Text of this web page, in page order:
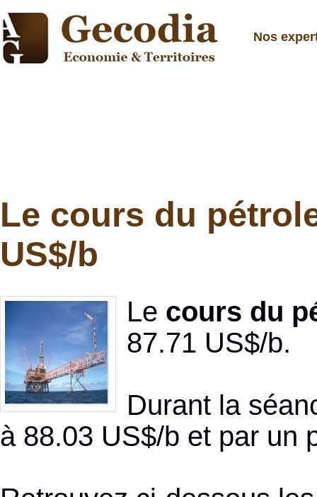
Nos
Le cours du
US$/b
Le cours du
87.71 US$/b.
Durant la
à 88.03 US$/b et par un